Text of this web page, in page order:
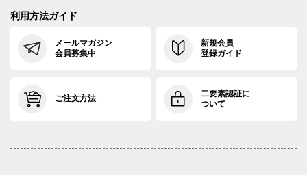
利用方法ガイド
メールマガジン
会員募集中
新規会員
登録ガイド
ご注文方法
二要素認証に
ついて